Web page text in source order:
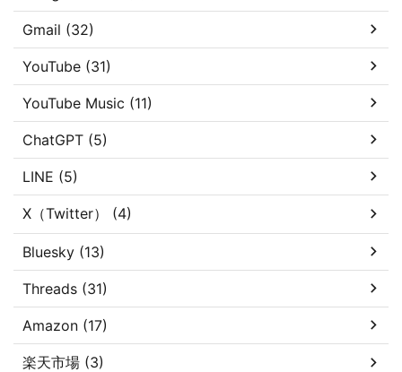
Gmail (32)
YouTube (31)
YouTube Music (11)
ChatGPT (5)
LINE (5)
X（Twitter） (4)
Bluesky (13)
Threads (31)
Amazon (17)
楽天市場 (3)